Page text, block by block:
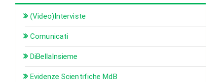
(Video)Interviste
Comunicati
DiBellaInsieme
Evidenze Scientifiche MdB